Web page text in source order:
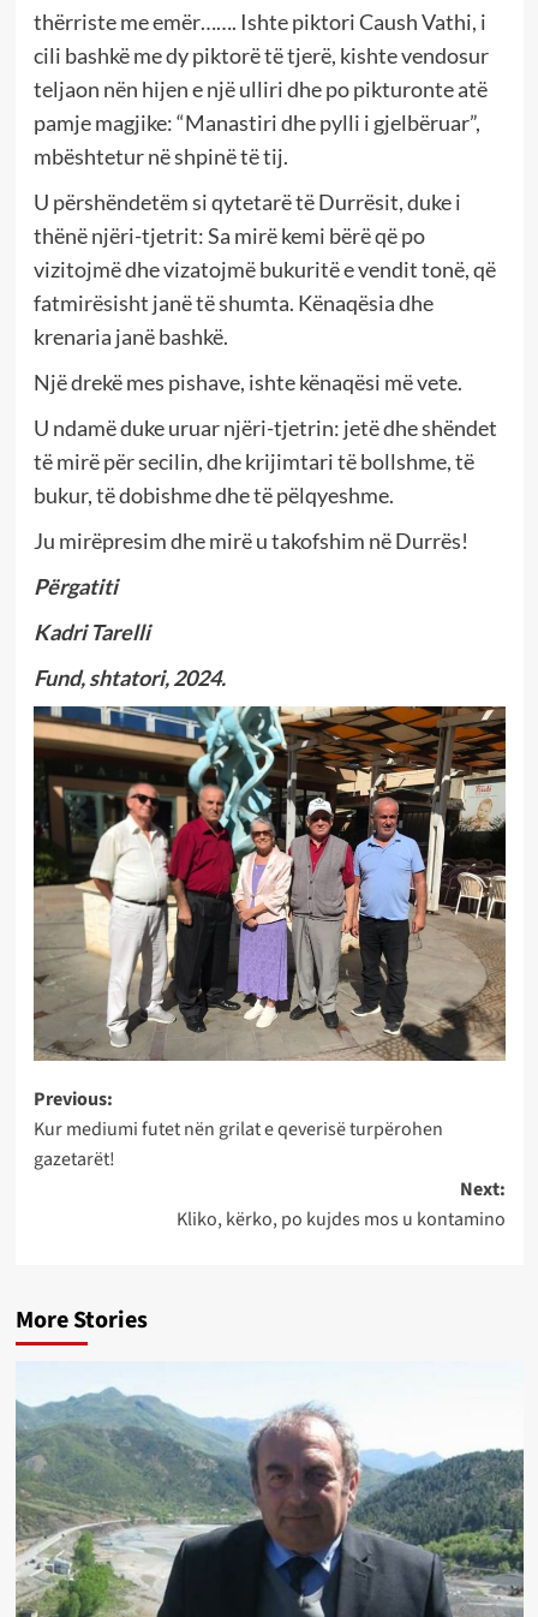
thërriste me emër……. Ishte piktori Caush Vathi, i
cili bashkë me dy piktorë të tjerë, kishte vendosur
teljaon nën hijen e një ulliri dhe po pikturonte atë
pamje magjike: “Manastiri dhe pylli i gjelbëruar”,
mbështetur në shpinë të tij.
U përshëndetëm si qytetarë të Durrësit, duke i
thënë njëri-tjetrit: Sa mirë kemi bërë që po
vizitojmë dhe vizatojmë bukuritë e vendit tonë, që
fatmirësisht janë të shumta. Kënaqësia dhe
krenaria janë bashkë.
Një drekë mes pishave, ishte kënaqësi më vete.
U ndamë duke uruar njëri-tjetrin: jetë dhe shëndet
të mirë për secilin, dhe krijimtari të bollshme, të
bukur, të dobishme dhe të pëlqyeshme.
Ju mirëpresim dhe mirë u takofshim në Durrës!
Përgatiti
Kadri Tarelli
Fund, shtatori, 2024.
Post
navigation
Previous:
Kur mediumi futet nën grilat e qeverisë turpërohen
gazetarët!
Next:
Kliko, kërko, po kujdes mos u kontamino
More Stories